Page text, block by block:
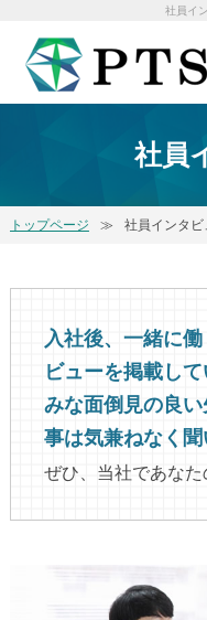
社員イ
社員
トップページ 社員インタビ
入社後、一緒に
ビューを掲載して
みな面倒見の良
事は気兼ねなく聞
ぜひ、当社であなた